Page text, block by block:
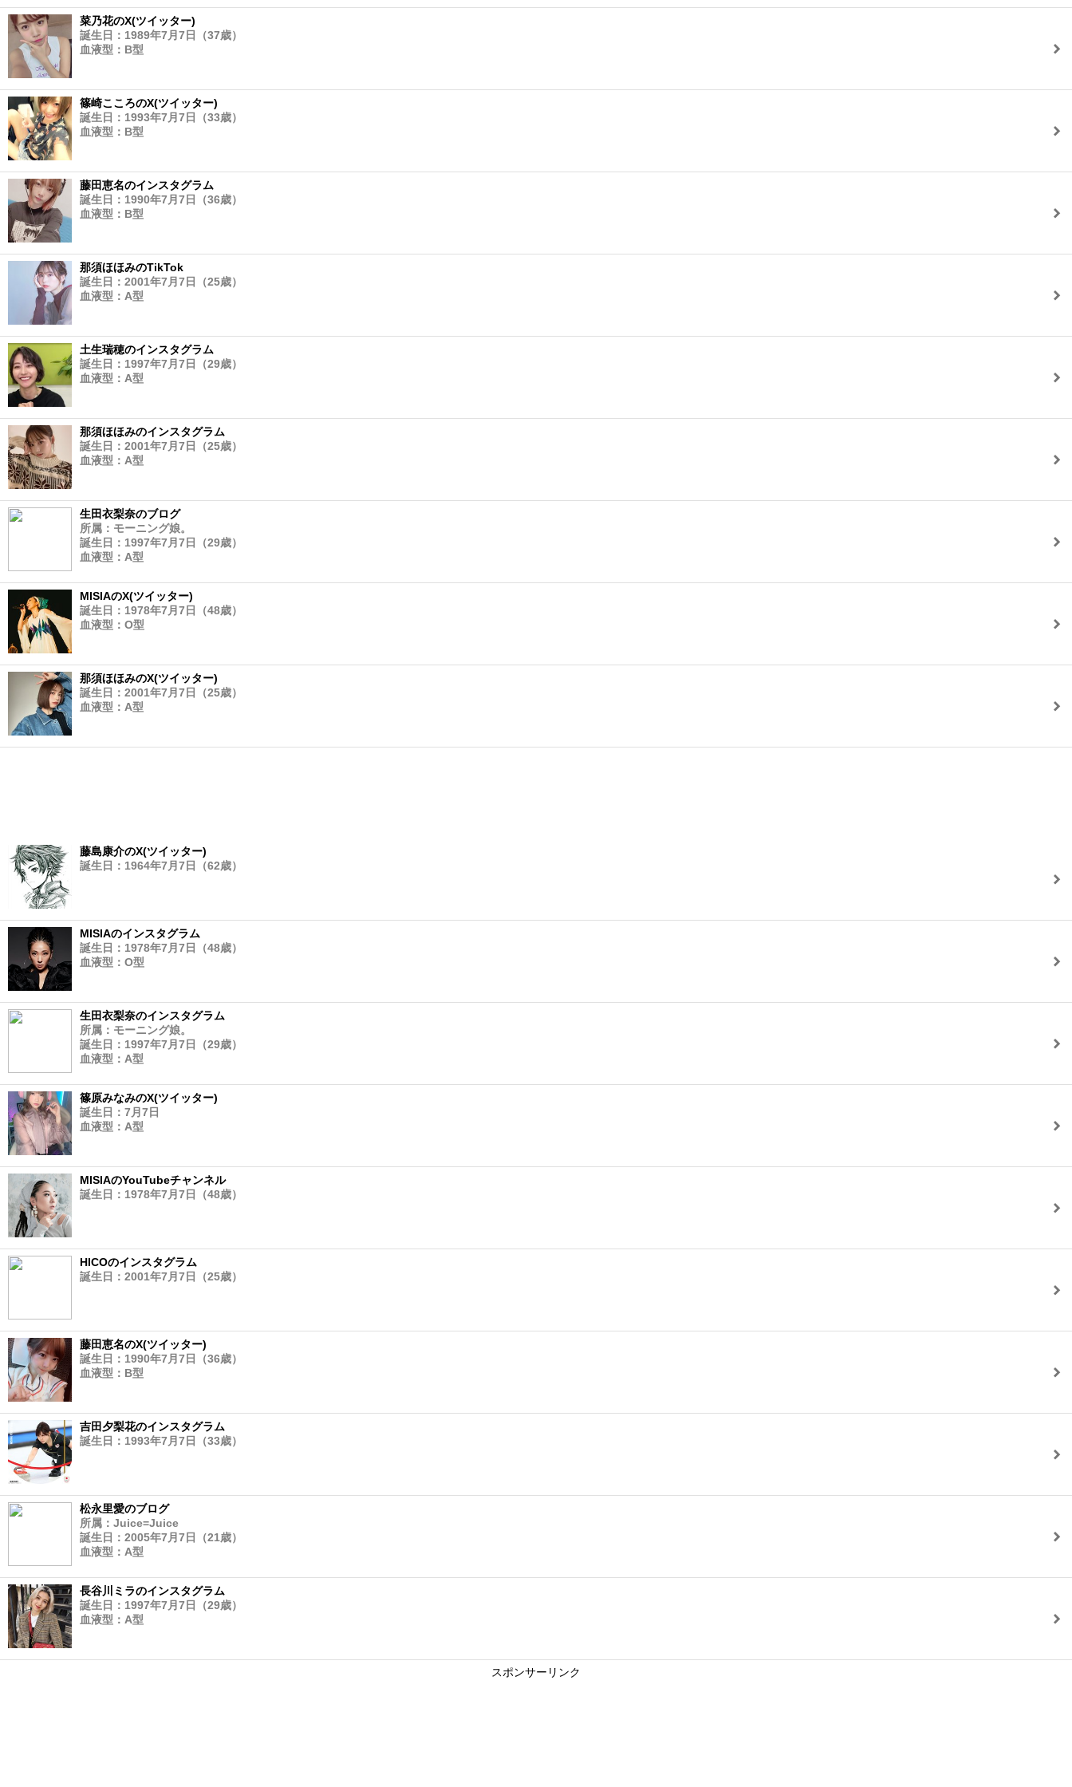
菜乃花のX(ツイッター)
誕生日：1989年7月7日（37歳）
血液型：B型
篠崎こころのX(ツイッター)
誕生日：1993年7月7日（33歳）
血液型：B型
藤田恵名のインスタグラム
誕生日：1990年7月7日（36歳）
血液型：B型
那須ほほみのTikTok
誕生日：2001年7月7日（25歳）
血液型：A型
土生瑞穂のインスタグラム
誕生日：1997年7月7日（29歳）
血液型：A型
那須ほほみのインスタグラム
誕生日：2001年7月7日（25歳）
血液型：A型
生田衣梨奈のブログ
所属：モーニング娘。
誕生日：1997年7月7日（29歳）
血液型：A型
MISIAのX(ツイッター)
誕生日：1978年7月7日（48歳）
血液型：O型
那須ほほみのX(ツイッター)
誕生日：2001年7月7日（25歳）
血液型：A型
藤島康介のX(ツイッター)
誕生日：1964年7月7日（62歳）
MISIAのインスタグラム
誕生日：1978年7月7日（48歳）
血液型：O型
生田衣梨奈のインスタグラム
所属：モーニング娘。
誕生日：1997年7月7日（29歳）
血液型：A型
篠原みなみのX(ツイッター)
誕生日：7月7日
血液型：A型
MISIAのYouTubeチャンネル
誕生日：1978年7月7日（48歳）
HICOのインスタグラム
誕生日：2001年7月7日（25歳）
藤田恵名のX(ツイッター)
誕生日：1990年7月7日（36歳）
血液型：B型
吉田夕梨花のインスタグラム
誕生日：1993年7月7日（33歳）
松永里愛のブログ
所属：Juice=Juice
誕生日：2005年7月7日（21歳）
血液型：A型
長谷川ミラのインスタグラム
誕生日：1997年7月7日（29歳）
血液型：A型
スポンサーリンク